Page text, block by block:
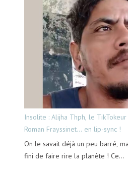
Insolite : Alijha Thph, le
Roman Frayssinet… en lip-sync !
On le savait déjà un peu barré,
fini de faire rire la planète ! Ce…